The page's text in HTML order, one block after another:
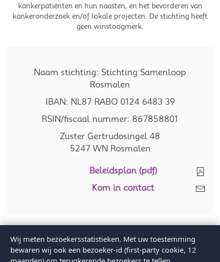
kankerpatiënten en hun naasten, en het bevorderen van
kankeronderzoek en/of lokale projecten. De stichting heeft
geen winstoogmerk.
Naam stichting: Stichting Samenloop
Rosmalen
IBAN: NL87 RABO 0124 6483 39
RSIN/fiscaal nummer: 867858801
Zuster Gertrudosingel 48
5247 WN Rosmalen
Beleidsplan (pdf)
Kom in contact
Alle rechten voorbehouden
Proudly made and sponsored by InnoDIGI Rosmalen
Wij meten bezoekersstatistieken. Met uw toestemming
bewaren wij ook een bezoeker-id (first-party cookie, 12